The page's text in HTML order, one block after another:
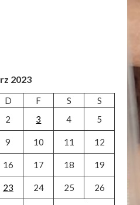
2023
D F S
S
2 3 4 5
9 10 11 12
16 17 18 19
23 24 25 26